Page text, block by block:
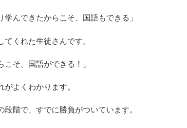
学んできたからこそ、国語もできる」
てくれた生徒さんです。
こそ、国語ができる！」
がよくわかります。
段階で、すでに勝負がついています。